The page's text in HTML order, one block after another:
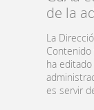
de la
La
Contenido
ha
es servir